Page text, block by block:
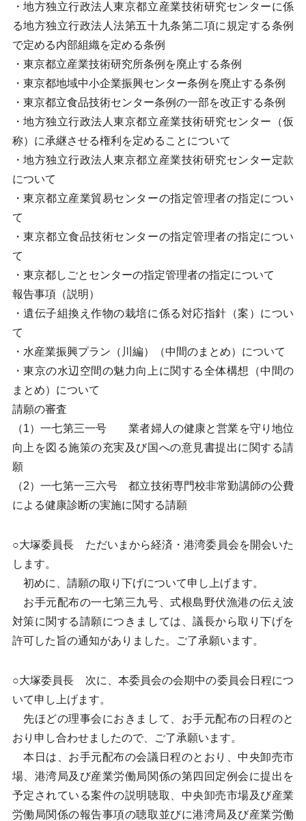
・地方独立行政法人東京都立産業技術研究センターに係
る地方独立行政法人法第五十九条第二項に規定する条例
で定める内部組織を定める条例
・東京都立産業技術研究所条例を廃止する条例
・東京都地域中小企業振興センター条例を廃止する条例
・東京都立食品技術センター条例の一部を改正する条例
・地方独立行政法人東京都立産業技術研究センター（仮
称）に承継させる権利を定めることについて
・地方独立行政法人東京都立産業技術研究センター定款
について
・東京都立産業貿易センターの指定管理者の指定につい
て
・東京都立食品技術センターの指定管理者の指定につい
て
・東京都しごとセンターの指定管理者の指定について
報告事項（説明）
・遺伝子組換え作物の栽培に係る対応指針（案）につい
て
・水産業振興プラン（川編）（中間のまとめ）について
・東京の水辺空間の魅力向上に関する全体構想（中間の
まとめ）について
請願の審査
（1）一七第三一号 業者婦人の健康と営業を守り地位
向上を図る施策の充実及び国への意見書提出に関する請
願
（2）一七第一三六号 都立技術専門校非常勤講師の公費
による健康診断の実施に関する請願
○大塚委員長 ただいまから経済・港湾委員会を開会いた
します。
初めに、請願の取り下げについて申し上げます。
お手元配布の一七第三九号、式根島野伏漁港の伝え波
対策に関する請願につきましては、議長から取り下げを
許可した旨の通知がありました。ご了承願います。
○大塚委員長 次に、本委員会の会期中の委員会日程につ
いて申し上げます。
先ほどの理事会におきまして、お手元配布の日程のと
おり申し合わせましたので、ご了承願います。
本日は、お手元配布の会議日程のとおり、中央卸売市
場、港湾局及び産業労働局関係の第四回定例会に提出を
予定されている案件の説明聴取、中央卸売市場及び産業
労働局関係の報告事項の聴取並びに港湾局及び産業労働